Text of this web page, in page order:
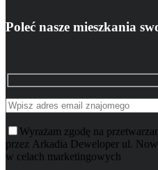
Poleć nasze mieszkania
Wyrażam zgodę na
przez Arkadia Deweloper ul.
w celach marketingowych